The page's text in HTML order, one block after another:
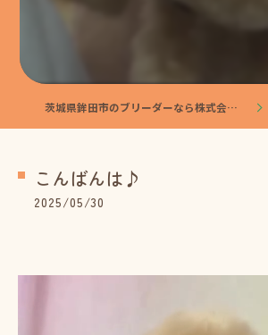
茨城県鉾田市のブリーダーなら株式会社BOWTY
こんばんは♪
2025/05/30